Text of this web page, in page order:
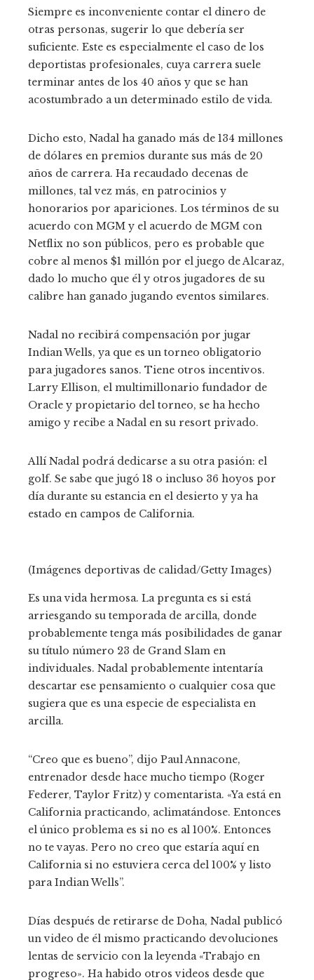
Siempre es inconveniente contar el dinero de
otras personas, sugerir lo que debería ser
suficiente. Este es especialmente el caso de los
deportistas profesionales, cuya carrera suele
terminar antes de los 40 años y que se han
acostumbrado a un determinado estilo de vida.
Dicho esto, Nadal ha ganado más de 134 millones
de dólares en premios durante sus más de 20
años de carrera. Ha recaudado decenas de
millones, tal vez más, en patrocinios y
honorarios por apariciones. Los términos de su
acuerdo con MGM y el acuerdo de MGM con
Netflix no son públicos, pero es probable que
cobre al menos $1 millón por el juego de Alcaraz,
dado lo mucho que él y otros jugadores de su
calibre han ganado jugando eventos similares.
Nadal no recibirá compensación por jugar
Indian Wells, ya que es un torneo obligatorio
para jugadores sanos. Tiene otros incentivos.
Larry Ellison, el multimillonario fundador de
Oracle y propietario del torneo, se ha hecho
amigo y recibe a Nadal en su resort privado.
Allí Nadal podrá dedicarse a su otra pasión: el
golf. Se sabe que jugó 18 o incluso 36 hoyos por
día durante su estancia en el desierto y ya ha
estado en campos de California.
(Imágenes deportivas de calidad/Getty Images)
Es una vida hermosa. La pregunta es si está
arriesgando su temporada de arcilla, donde
probablemente tenga más posibilidades de ganar
su título número 23 de Grand Slam en
individuales. Nadal probablemente intentaría
descartar ese pensamiento o cualquier cosa que
sugiera que es una especie de especialista en
arcilla.
“Creo que es bueno”, dijo Paul Annacone,
entrenador desde hace mucho tiempo (Roger
Federer, Taylor Fritz) y comentarista. «Ya está en
California practicando, aclimatándose. Entonces
el único problema es si no es al 100%. Entonces
no te vayas. Pero no creo que estaría aquí en
California si no estuviera cerca del 100% y listo
para Indian Wells”.
Días después de retirarse de Doha, Nadal publicó
un video de él mismo practicando devoluciones
lentas de servicio con la leyenda «Trabajo en
progreso». Ha habido otros videos desde que